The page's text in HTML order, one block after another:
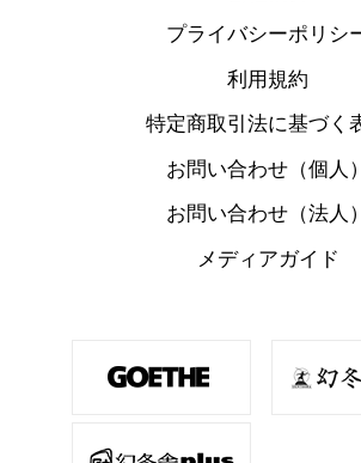
プライバシーポリシ
利用規約
特定商取引法に基づく
お問い合わせ（個人）
お問い合わせ（法人）
メディアガイド